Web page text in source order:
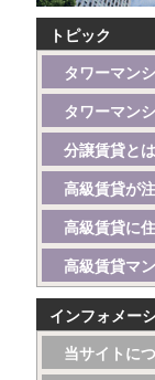
トピック
タワーマン
タワーマン
分譲賃貸とは
高級賃貸が
高級賃貸に
高級賃貸マ
インフォメー
当サイトに